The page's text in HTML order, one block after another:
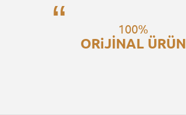
100%
ORiJİNAL ÜRÜN